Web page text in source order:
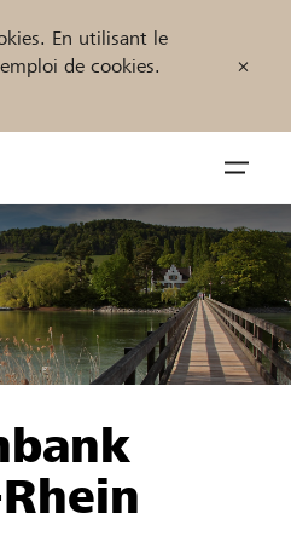
En utilisant le
de cookies.
öffnen
maintenant